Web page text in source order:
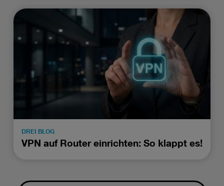
DREI BLOG
VPN auf Router einrichten: So klappt es!